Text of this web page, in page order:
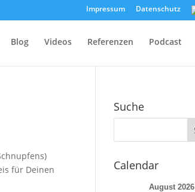
Impressum Datenschutz
Blog Videos Referenzen Podcast
für Deinen
Suche
Calendar
August 2026